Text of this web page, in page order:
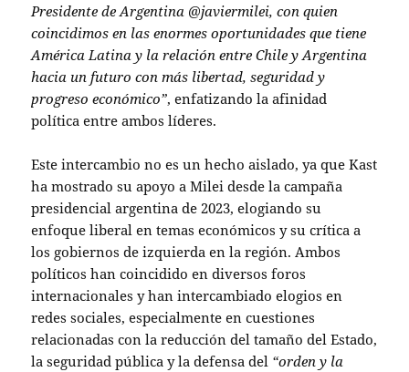
Presidente de Argentina @javiermilei, con quien
coincidimos en las enormes oportunidades que tiene
América Latina y la relación entre Chile y Argentina
hacia un futuro con más libertad, seguridad y
progreso económico”, enfatizando la afinidad
política entre ambos líderes.
Este intercambio no es un hecho aislado, ya que Kast
ha mostrado su apoyo a Milei desde la campaña
presidencial argentina de 2023, elogiando su
enfoque liberal en temas económicos y su crítica a
los gobiernos de izquierda en la región. Ambos
políticos han coincidido en diversos foros
internacionales y han intercambiado elogios en
redes sociales, especialmente en cuestiones
relacionadas con la reducción del tamaño del Estado,
la seguridad pública y la defensa del “orden y la